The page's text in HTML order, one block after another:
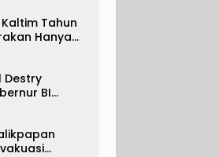
Tahun
Hanya
Destry
BI